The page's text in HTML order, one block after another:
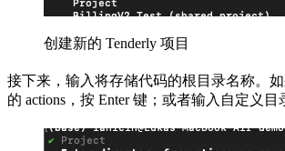
创建新的 Tenderly 项目
接下来，输入将存储代码的根目录名称。
的 actions，按 Enter 键；或者输入自定义目